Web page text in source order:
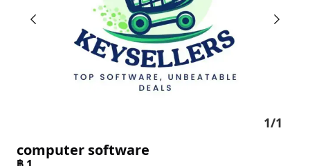
1/1
computer software